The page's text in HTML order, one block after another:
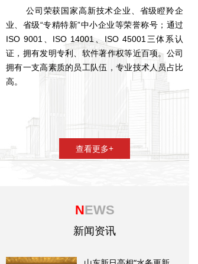
查看更多+
公司荣获国家高新技术企业、省级瞪羚企
业、省级“专精特新”中小企业等荣誉称号；通过
ISO 9001、ISO 14001、ISO 45001三体系认
证，拥有发明专利、软件著作权等近百项。公司
拥有一支高素质的员工队伍，专业技术人员占比
高。
NEWS
新闻资讯